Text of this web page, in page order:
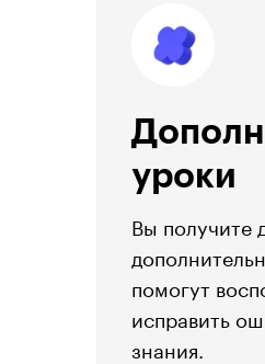
уроки
Вы получите
помогут
исправить
знания.